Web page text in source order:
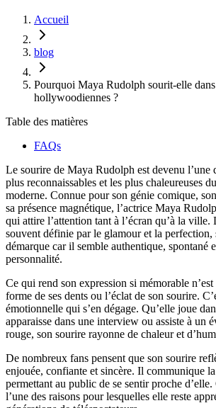
Accueil
blog
Pourquoi Maya Rudolph sourit-elle dans
hollywoodiennes ?
Table des matières
FAQs
Le sourire de Maya Rudolph est devenu l’une
plus reconnaissables et les plus chaleureuses
moderne. Connue pour son génie comique,
sa présence magnétique, l’actrice Maya
qui attire l’attention tant à l’écran qu’à la ville.
souvent définie par le glamour et la perfection,
démarque car il semble authentique, spontané
personnalité.
Ce qui rend son expression si mémorable
forme de ses dents ou l’éclat de son sourire.
émotionnelle qui s’en dégage. Qu’elle joue
apparaisse dans une interview ou assiste à un
rouge, son sourire rayonne de chaleur et
De nombreux fans pensent que son sourire
enjouée, confiante et sincère. Il communique
permettant au public de se sentir proche
l’une des raisons pour lesquelles elle reste